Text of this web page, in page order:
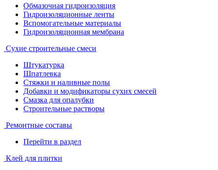
Обмазочная гидроизоляция
Гидроизоляционные ленты
Вспомогательные материалы
Гидроизоляционная мембрана
Сухие строительные смеси
Штукатурка
Шпатлевка
Стяжки и наливные полы
Добавки и модификаторы сухих смесей
Смазка для опалубки
Строительные растворы
Ремонтные составы
Перейти в раздел
Клей для плитки